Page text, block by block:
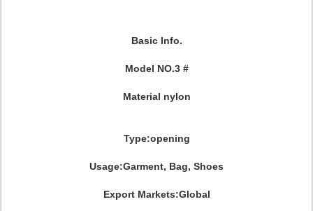
Basic Info.
Model NO.3 #
Material nylon
Type:opening
Usage:Garment, Bag, Shoes
Export Markets:Global